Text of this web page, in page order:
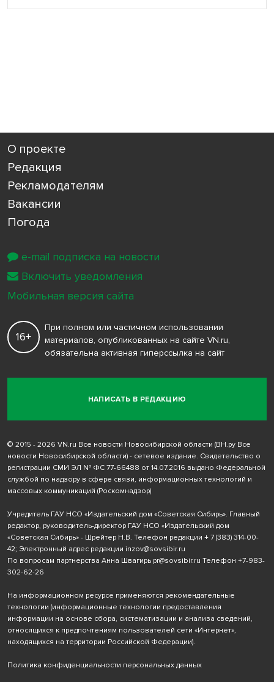
О проекте
Редакция
Рекламодателям
Вакансии
Погода
НАПИСАТЬ В РЕДАКЦИЮ
16+
При полном или частичном использовании
материалов, опубликованных на сайте VN.ru,
обязательна активная гиперссылка на сайт
© 2015 - 2026 VN.ru Все новости Новосибирской области (ВН.ру Все
новости Новосибирской области) - сетевое издание. Свидетельство о
регистрации СМИ ЭЛ № ФС 77-66488 от 14.07.2016 выдано Федеральной
службой по надзору в сфере связи, информационных технологий и
массовых коммуникаций (Роскомнадзор)
Учредитель ГАУ НСО «Издательский дом «Советская Сибирь». Главный
редактор, руководитель-директор ГАУ НСО «Издательский дом
«Советская Сибирь» - Шрейтер Н.В. Телефон редакции + 7 (383) 314-00-
42; Электронный адрес редакции inzov@sovsibir.ru
По вопросам партнерства Анна Швагирь pr@sovsibir.ru Телефон +7-983-
302-62-26
На информационном ресурсе применяются рекомендательные
технологии (информационные технологии предоставления
информации на основе сбора, систематизации и анализа сведений,
относящихся к предпочтениям пользователей сети «Интернет»,
находящихся на территории Российской Федерации).
Политика конфиденциальности персональных данных
e-mail подписка на новости
Включить уведомления
Мобильная версия сайта